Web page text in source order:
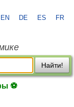
EN DE ES FR
Найти!
⚽